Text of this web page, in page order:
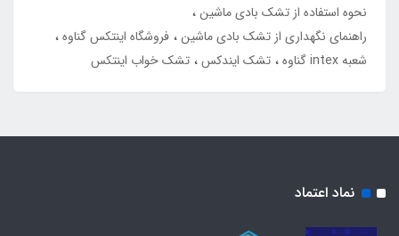
نحوه استفاده از تشک بادی ماشین
راهنمای نگهداری از تشک بادی ماشین فروشگاه اینتکس گناوه
شعبه intex گناوه
تشک ایندکس تشک خواب اینتکس
نماد اعتماد